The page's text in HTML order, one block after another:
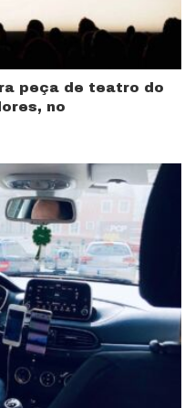
peça de teatro do
no